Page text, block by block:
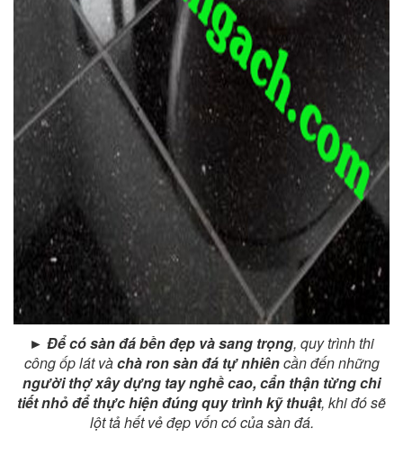
► Để có sàn đá bền đẹp và sang trọng, quy trình thi
công ốp lát vàchà ron sàn đá tự nhiêncần đến những
người thợ xây dựng tay nghề cao, cẩn thận từng chi
tiết nhỏ để thực hiện đúng quy trình kỹ thuật, khi đó sẽ
lột tả hết vẻ đẹp vốn có của sàn đá.